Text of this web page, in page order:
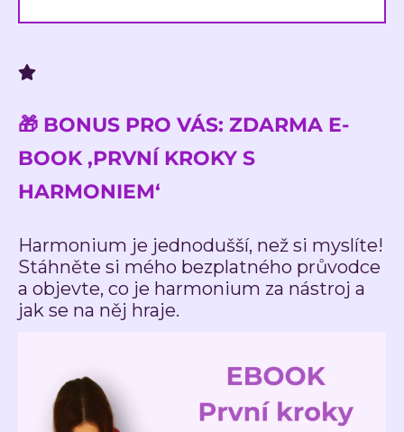
🎁 BONUS PRO VÁS: ZDARMA E-
BOOK ‚PRVNÍ KROKY S
HARMONIEM‘
Harmonium je jednodušší, než si myslíte!
Stáhněte si mého bezplatného průvodce
a objevte, co je harmonium za nástroj a
jak se na něj hraje.